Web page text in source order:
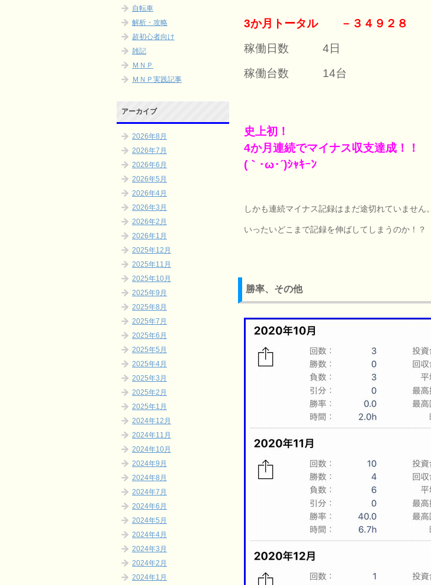
3か月トータル －３４９２８
稼働日数 4日
稼働台数 14台
史上初！
4か月連続でマイナス収支達成！！
(｀･ω･´)ｼｬｷｰﾝ
しかも連続マイナス記録はまだ途切れていません。
いったいどこまで記録を伸ばしてしまうのか！？
勝率、その他
自転車
解析・攻略
超初心者向け
雑記
ＭＮＰ
ＭＮＰ実践記事
アーカイブ
2026年8月
2026年7月
2026年6月
2026年5月
2026年4月
2026年3月
2026年2月
2026年1月
2025年12月
2025年11月
2025年10月
2025年9月
2025年8月
2025年7月
2025年6月
2025年5月
2025年4月
2025年3月
2025年2月
2025年1月
2024年12月
2024年11月
2024年10月
2024年9月
2024年8月
2024年7月
2024年6月
2024年5月
2024年4月
2024年3月
2024年2月
2024年1月